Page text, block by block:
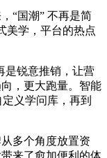
“国潮” 不再是简
美学，平台的热点
锐意推销，让营
，更大跑量。智能
义学问库，再到
多个角度放置资
来了愈加便利的体